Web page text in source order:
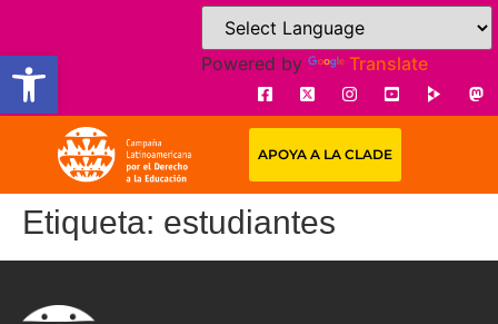
Open toolbarPowered by Translate
APOYA A LA CLADE
Etiqueta: estudiantes